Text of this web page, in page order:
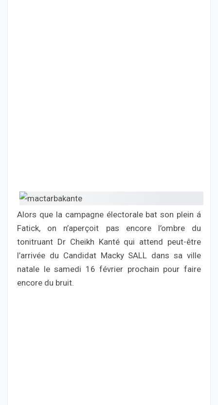
Alors que la campagne électorale bat son plein á
Fatick, on n’aperçoit pas encore l’ombre du
tonitruant Dr Cheikh Kanté qui attend peut-être
l’arrivée du Candidat Macky SALL dans sa ville
natale le samedi 16 février prochain pour faire
encore du bruit.